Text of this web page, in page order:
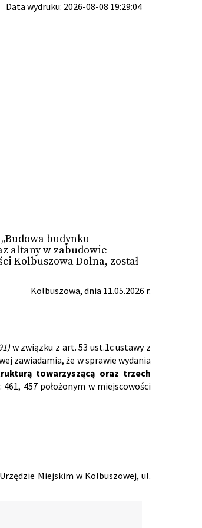
Data wydruku: 2026-08-08 19:29:04
budynku
altany w zabudowie
Kolbuszowa Dolna, został
Kolbuszowa, dnia 11.05.2026 r.
w związku z art. 53 ust.1c ustawy z
zawiadamia, że w sprawie wydania
towarzyszącą oraz trzech
457 położonym w miejscowości
Miejskim w Kolbuszowej, ul.